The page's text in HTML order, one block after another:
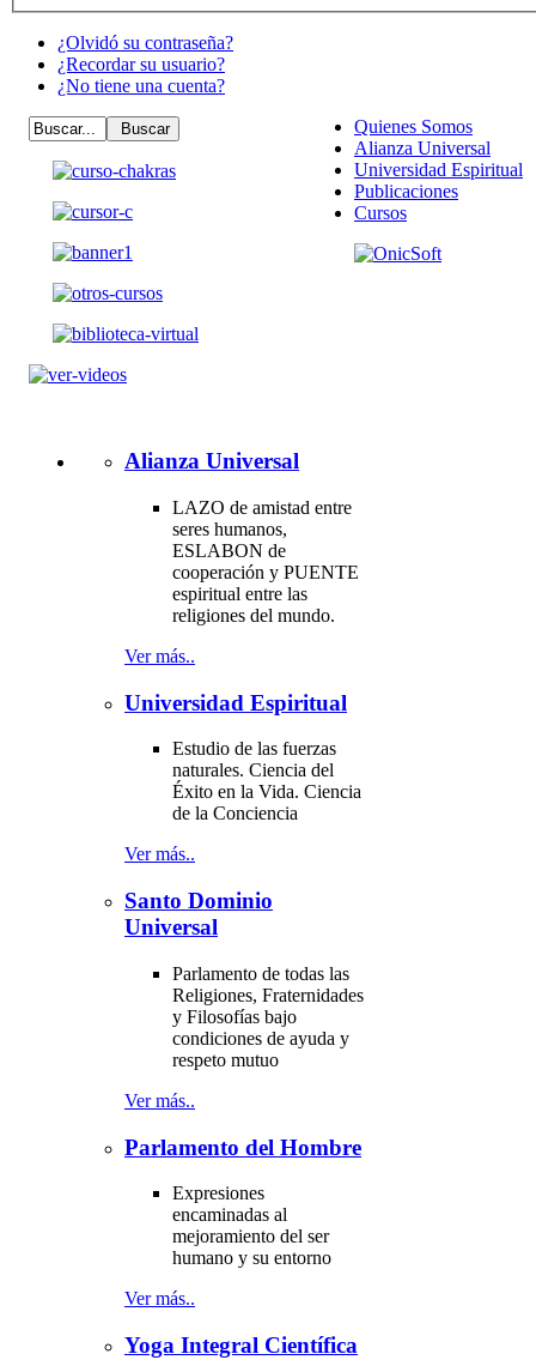
¿Olvidó su contraseña?
¿Recordar su usuario?
¿No tiene una cuenta?
Alianza Universal
LAZO de amistad entre
seres humanos,
ESLABON de
cooperación y PUENTE
espiritual entre las
religiones del mundo.
Ver más..
Universidad Espiritual
Estudio de las fuerzas
naturales. Ciencia del
Éxito en la Vida. Ciencia
de la Conciencia
Ver más..
Santo Dominio
Universal
Parlamento de todas las
Religiones, Fraternidades
y Filosofías bajo
condiciones de ayuda y
respeto mutuo
Ver más..
Parlamento del Hombre
Expresiones
encaminadas al
mejoramiento del ser
humano y su entorno
Ver más..
Yoga Integral Científica
Quienes Somos
Alianza Universal
Universidad Espiritual
Publicaciones
Cursos